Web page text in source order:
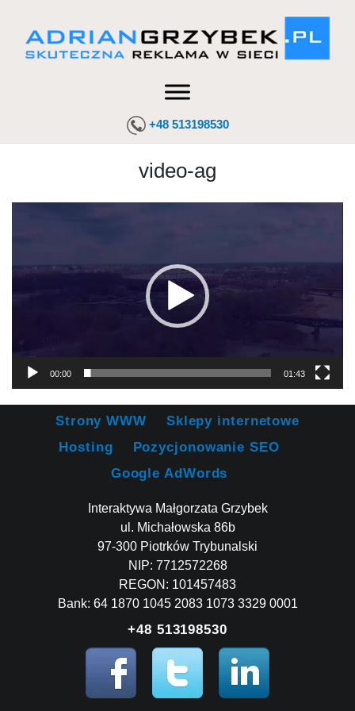
+48 513198530
video-ag
00:00 01:43
Strony WWW
Sklepy internetowe
Hosting
Pozycjonowanie SEO
Google AdWords
Interaktywa Małgorzata Grzybek
ul. Michałowska 86b
97-300 Piotrków Trybunalski
NIP: 7712572268
REGON: 101457483
Bank: 64 1870 1045 2083 1073 3329 0001
+48 513198530